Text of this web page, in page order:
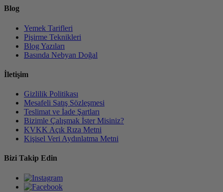
Blog
Yemek Tarifleri
Pişirme Teknikleri
Blog Yazıları
Basında Nebyan Doğal
İletişim
Gizlilik Politikası
Mesafeli Satış Sözleşmesi
Teslimat ve İade Şartları
Bizimle Çalışmak İster Misiniz?
KVKK Açık Rıza Metni
Kişisel Veri Aydınlatma Metni
Bizi Takip Edin